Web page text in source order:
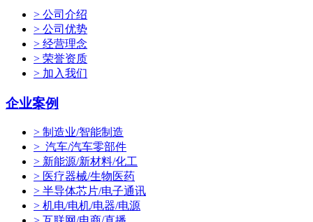
> 公司介绍
> 公司优势
> 经营理念
> 荣誉资质
> 加入我们
企业案例
> 制造业/智能制造
> 汽车/汽车零部件
> 新能源/新材料/化工
> 医疗器械/生物医药
> 半导体芯片/电子通讯
> 机电/电机/电器/电源